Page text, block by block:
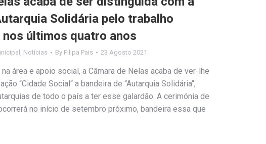
Solidária pelo trabalho
últimos quatro anos
, Notícias By Filipa Pais 23 Agosto 2021
área e apoio social, a Câmara de Nelas acaba de ver-lhe
“Cidade Social“ a bandeira de “Autarquia Solidária“,
de todo o país a ter esse galardão. A cerimónia de
no início de setembro próximo, bandeira essa que